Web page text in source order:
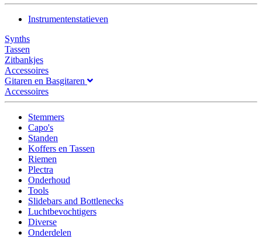
Instrumentenstatieven
Synths
Tassen
Zitbankjes
Accessoires
Gitaren en Basgitaren
Accessoires
Stemmers
Capo's
Standen
Koffers en Tassen
Riemen
Plectra
Onderhoud
Tools
Slidebars and Bottlenecks
Luchtbevochtigers
Diverse
Onderdelen